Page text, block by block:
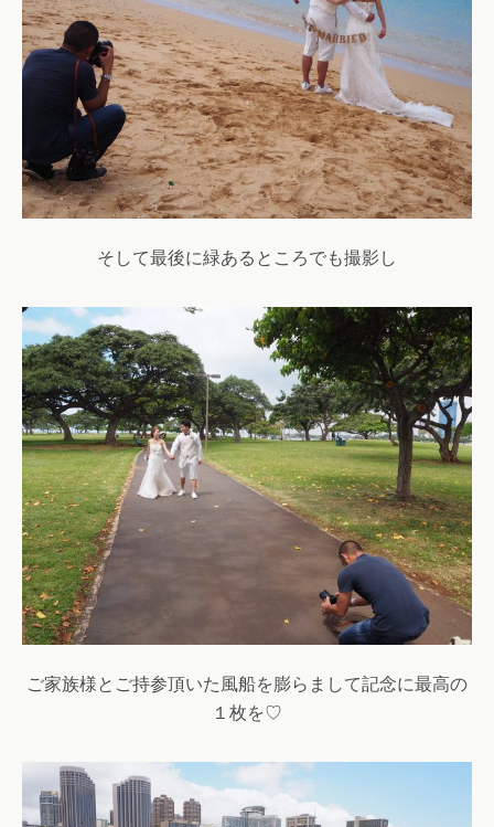
そして最後に緑あるところでも撮影し
ご家族様とご持参頂いた風船を膨らまして記念に最高の
１枚を♡